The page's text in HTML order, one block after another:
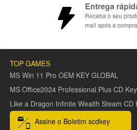
Entrega
Receba o seu
mail após a
TOP GAMES
MS Win 11 Pro OEM KEY GLOBAL
MS Office2024 Professional Plus CD
Like a Dragon Infinite Wealth Steam CD
Assine o Boletim scdkey